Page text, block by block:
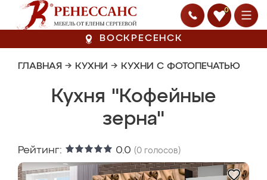
0
ВОСКРЕСЕНСК
ГЛАВНАЯ → КУХНИ → КУХНИ С ФОТОПЕЧАТЬЮ
Кухня "Кофейные
зерна"
Рейтинг: 0.0 (0 голосов)